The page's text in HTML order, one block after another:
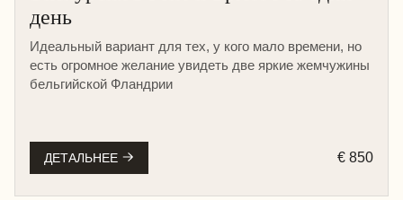
день
Идеальный вариант для тех, у кого мало времени, но
есть огромное желание увидеть две яркие жемчужины
бельгийской Фландрии
ДЕТАЛЬНЕЕ € 850